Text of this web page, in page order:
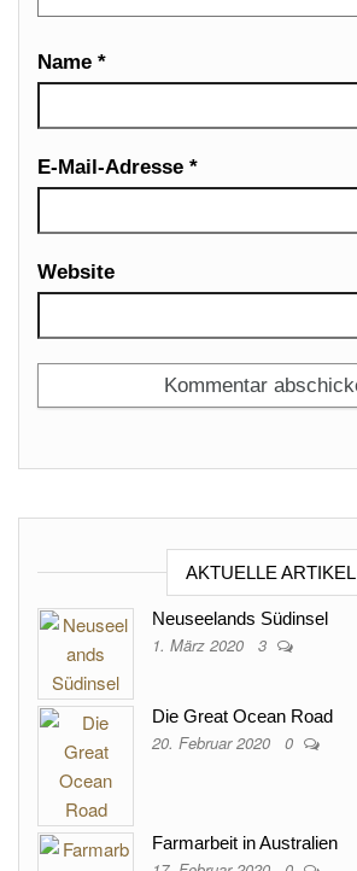
Name *
E-Mail-Adresse *
Website
AKTUELLE ARTIKEL
Neuseelands Südinsel
1. März 2020 3
Die Great Ocean Road
20. Februar 2020 0
Farmarbeit in Australien